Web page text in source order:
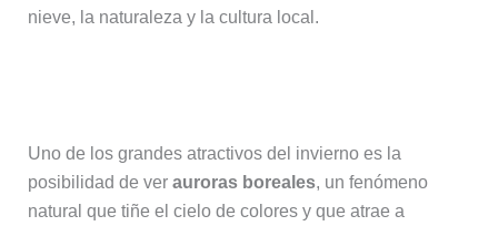
nieve, la naturaleza y la cultura local.
Uno de los grandes atractivos del invierno es la
posibilidad de ver auroras boreales, un fenómeno
natural que tiñe el cielo de colores y que atrae a